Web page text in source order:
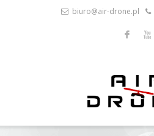
biuro@air-drone.pl
F X